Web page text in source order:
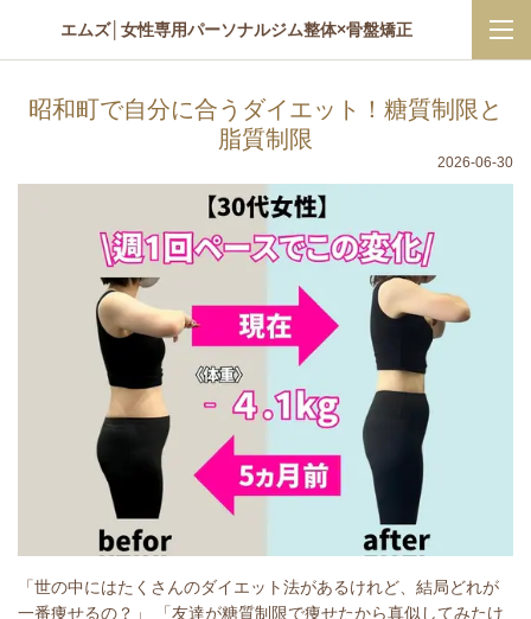
エムズ│女性専用パーソナルジム整体×骨盤矯正
昭和町で自分に合うダイエット！糖質制限と
脂質制限
2026-06-30
「世の中にはたくさんのダイエット法があるけれど、結局どれが
一番痩せるの？」 「友達が糖質制限で痩せたから真似してみたけ